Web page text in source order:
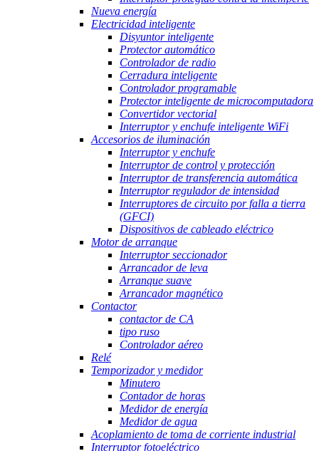
Nueva energía
Electricidad inteligente
Disyuntor inteligente
Protector automático
Controlador de radio
Cerradura inteligente
Controlador programable
Protector inteligente de microcomputadora
Convertidor vectorial
Interruptor y enchufe inteligente WiFi
Accesorios de iluminación
Interruptor y enchufe
Interruptor de control y protección
Interruptor de transferencia automática
Interruptor regulador de intensidad
Interruptores de circuito por falla a tierra
(GFCI)
Dispositivos de cableado eléctrico
Motor de arranque
Interruptor seccionador
Arrancador de leva
Arranque suave
Arrancador magnético
Contactor
contactor de CA
tipo ruso
Controlador aéreo
Relé
Temporizador y medidor
Minutero
Contador de horas
Medidor de energía
Medidor de agua
Acoplamiento de toma de corriente industrial
Interruptor fotoeléctrico